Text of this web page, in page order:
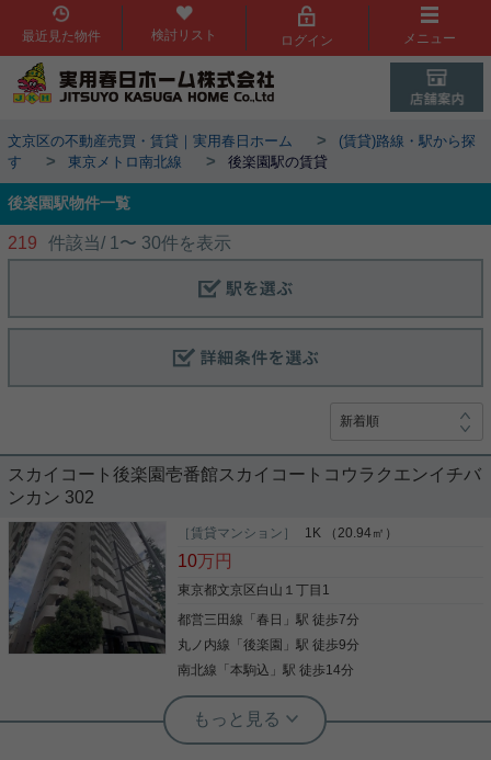
最近見た物件 検討リスト ログイン メニュー
文京区の不動産売買・賃貸｜実用春日ホーム >
(賃貸)路線・駅から探
す
> 東京メトロ南北線 > 後楽園駅の賃貸
後楽園駅物件一覧
219 件該当/ 1 〜 30件を表示
スカイコート後楽園壱番館スカイコートコウラクエンイチバ
ンカン 302
［賃貸マンション］ 1K （20.94㎡）
10万円
東京都文京区白山１丁目1
都営三田線 「春日 」駅 徒歩7分
丸ノ内線 「後楽園 」駅 徒歩9分
南北線 「本駒込 」駅 徒歩14分
実用春日ホーム 小石川店 谷口淳
宅配ボックス 礼金1ヶ月 ゴミ出し24時